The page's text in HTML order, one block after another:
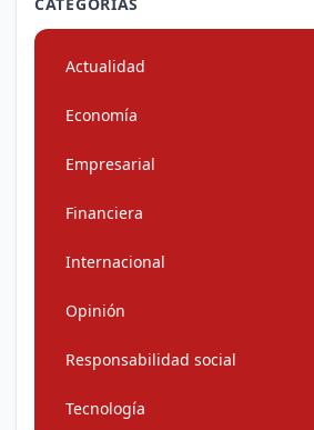
Actualidad
Economía
Empresarial
Financiera
Internacional
Opinión
Responsabilidad social
Tecnología